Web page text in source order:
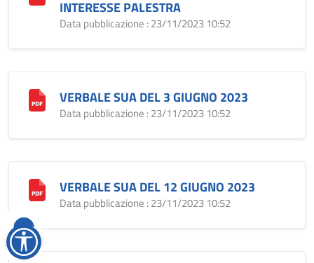
INTERESSE PALESTRA
Data pubblicazione : 23/11/2023 10:52
VERBALE SUA DEL 3 GIUGNO 2023
Data pubblicazione : 23/11/2023 10:52
VERBALE SUA DEL 12 GIUGNO 2023
Data pubblicazione : 23/11/2023 10:52
Reimposta
tutto